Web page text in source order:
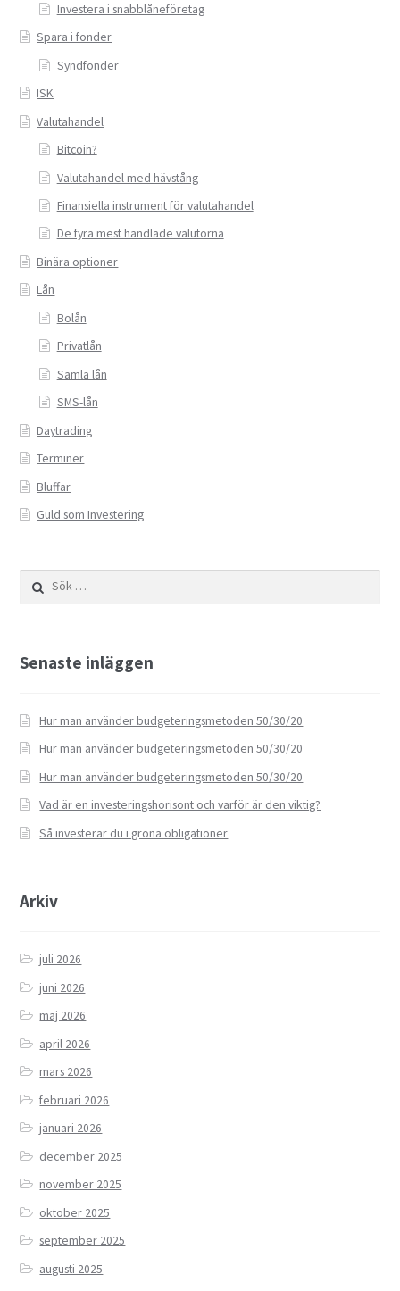
Investera i snabblåneföretag
Spara i fonder
Syndfonder
ISK
Valutahandel
Bitcoin?
Valutahandel med hävstång
Finansiella instrument för valutahandel
De fyra mest handlade valutorna
Binära optioner
Lån
Bolån
Privatlån
Samla lån
SMS-lån
Daytrading
Terminer
Bluffar
Guld som Investering
efter:
Senaste inläggen
Hur man använder budgeteringsmetoden 50/30/20
Hur man använder budgeteringsmetoden 50/30/20
Hur man använder budgeteringsmetoden 50/30/20
Vad är en investeringshorisont och varför är den viktig?
Så investerar du i gröna obligationer
Arkiv
juli 2026
juni 2026
maj 2026
april 2026
mars 2026
februari 2026
januari 2026
december 2025
november 2025
oktober 2025
september 2025
augusti 2025